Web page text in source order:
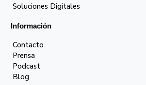
Soluciones Digitales
Información
Contacto
Prensa
Podcast
Blog